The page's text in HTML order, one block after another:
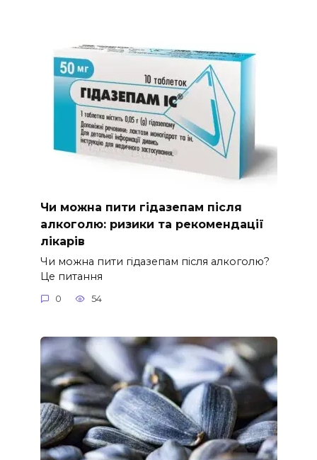
Чи можна пити гідазепам після
алкоголю: ризики та рекомендації
лікарів
Чи можна пити гідазепам після алкоголю?
Це питання
0 54